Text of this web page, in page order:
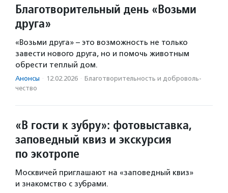
Благотворительный день «Возьми
друга»
«Возьми друга» – это возможность не только
завести нового друга, но и помочь животным
обрести теплый дом.
Анонсы · 12.02.2026 · Благотвори­тель­ность и доброволь­
чест­во
«В гости к зубру»: фотовыставка,
заповедный квиз и экскурсия
по экотропе
Москвичей приглашают на «заповедный квиз»
и знакомство с зубрами.